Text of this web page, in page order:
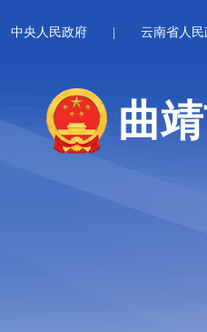
中央人民政府 云南省人民
曲